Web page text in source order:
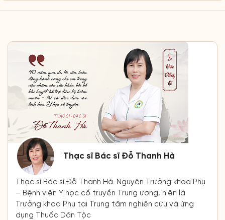
Thạc sĩ Bác sĩ Đỗ Thanh Hà
Thạc sĩ Bác sĩ Đỗ Thanh Hà-Nguyên Trưởng khoa Phụ
– Bệnh viện Y học cổ truyền Trung ương, hiện là
Trưởng khoa Phụ tại Trung tâm nghiên cứu và ứng
dụng Thuốc Dân Tộc